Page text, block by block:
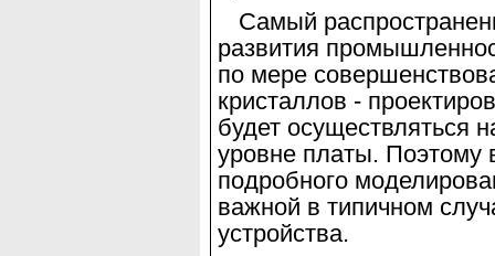
Самый
развития
по мере
кристаллов -
будет осуществляться
уровне платы. Поэтому
подробного
важной в типичном
устройства.